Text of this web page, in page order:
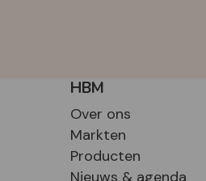
HBM
Over ons
Markten
Producten
Nieuws & agenda